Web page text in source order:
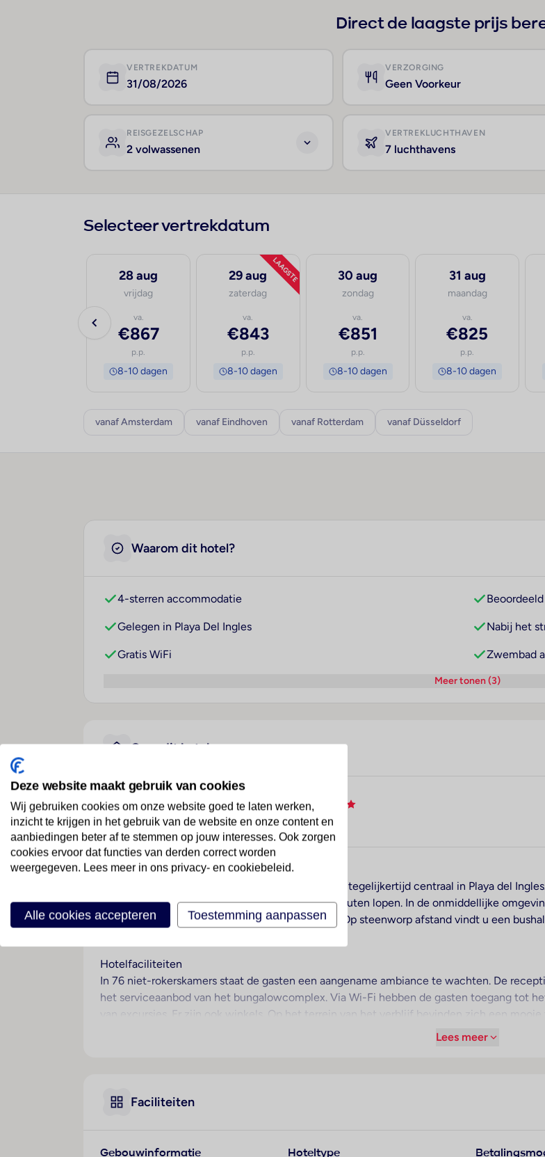
Direct de laagste prijs
VERTREKDATUM
31/08/2026
VERZORGING
Geen Voorkeur
REISGEZELSCHAP
2 volwassenen
VERTREKLUCHTHAVEN
7 luchthavens
Selecteer vertrekdatum
28 aug
vrijdag
va.
€867
p.p.
8-10 dagen
LAAGSTE
29 aug
zaterdag
va.
€843
p.p.
8-10 dagen
30 aug
zondag
va.
€851
p.p.
8-10 dagen
31 aug
maandag
va.
€825
p.p.
8-10 dagen
vanaf Amsterdam vanaf Eindhoven vanaf Rotterdam vanaf Düsseldorf
Waarom dit hotel?
4-sterren accommodatie
Gelegen in Playa Del Ingles Nabij het
Gratis WiFi Zwembad
Meer tonen (3)
Over dit hotel
Bungalows Cordial Biarritz
Spanje· Gran Canaria· Playa Del Ingles
Ligging
Dit aantrekkelijke bungalowcomplex ligt rustig en tegelijkertijd centraal in Playa del
bruisende boulevard bereikt u na ongeveer 10 minuten lopen. In de onmiddellijke
en het winkel- en amusementscentrum Yumbof Op steenworp afstand vindt u een
Hotelfaciliteiten
In 76 niet-rokerskamers staat de gasten een aangename ambiance te wachten. De
het serviceaanbod van het bungalowcomplex. Via Wi-Fi hebben de gasten toegang tot
van excursies. Er zijn ook winkels. Op het terrein van het verblijf bevinden zich een
voorzieningen van het complex behoort een tv-ruimte. Desgewenst beschikken de
Airconditioning en een ventilator zorgen voor een prettig luchtklimaat in de kamers. De
Lees meer
Faciliteiten
Gebouwinformatie Hoteltype
Deze website maakt gebruik van cookies
Wij gebruiken cookies om onze website goed te laten werken,
inzicht te krijgen in het gebruik van de website en onze content en
aanbiedingen beter af te stemmen op jouw interesses. Ook zorgen
cookies ervoor dat functies van derden correct worden
weergegeven. Lees meer in ons privacy- en cookiebeleid.
Alle cookies accepteren Toestemming aanpassen